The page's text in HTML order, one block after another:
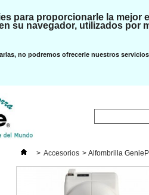
para proporcionarle la mejor
su navegador, utilizados por
no podremos ofrecerle nuestros
> Accesorios > Alfombrilla